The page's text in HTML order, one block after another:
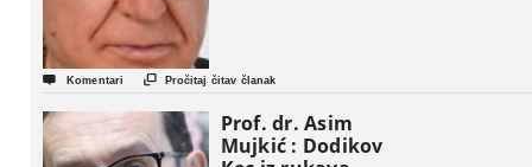
 Komentari  Pročitaj čitav članak
Prof. dr. Asim
Mujkić : Dodikov